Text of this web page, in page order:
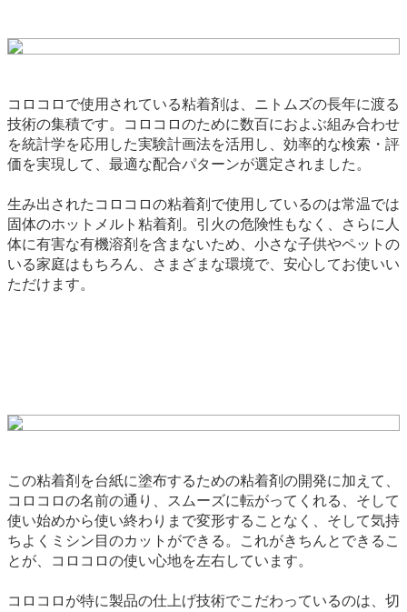
コロコロで使用されている粘着剤は、ニトムズの長年に渡る
技術の集積です。コロコロのために数百におよぶ組み合わせ
を統計学を応用した実験計画法を活用し、効率的な検索・評
価を実現して、最適な配合パターンが選定されました。
生み出されたコロコロの粘着剤で使用しているのは常温では
固体のホットメルト粘着剤。引火の危険性もなく、さらに人
体に有害な有機溶剤を含まないため、小さな子供やペットの
いる家庭はもちろん、さまざまな環境で、安心してお使いい
ただけます。
この粘着剤を台紙に塗布するための粘着剤の開発に加えて、
コロコロの名前の通り、スムーズに転がってくれる、そして
使い始めから使い終わりまで変形することなく、そして気持
ちよくミシン目のカットができる。これがきちんとできるこ
とが、コロコロの使い心地を左右しています。
コロコロが特に製品の仕上げ技術でこだわっているのは、切